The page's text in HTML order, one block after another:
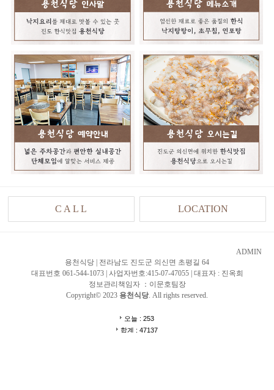
C A L L LOCATION
ADMIN
용천식당 | 전라남도 진도군 의신면 초평길 64
대표번호 061-544-1073 | 사업자번호:415-07-47055 | 대표자 : 진옥희
정보관리책임자 ：이문호팀장
Copyright© 2023 용천식당. All rights reserved.
오늘 : 253
합계 : 47137